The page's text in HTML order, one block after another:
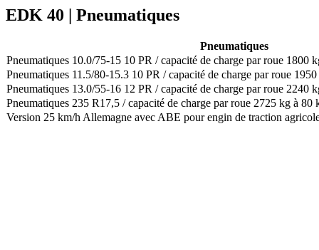
EDK 40 | Pneumatiques
Pneumatiques
Pneumatiques 10.0/75-15 10 PR / capacité de charge par roue 1800
Pneumatiques 11.5/80-15.3 10 PR / capacité de charge par roue
Pneumatiques 13.0/55-16 12 PR / capacité de charge par roue 2240
Pneumatiques 235 R17,5 / capacité de charge par roue 2725 kg à 80
Version 25 km/h Allemagne avec ABE pour engin de traction